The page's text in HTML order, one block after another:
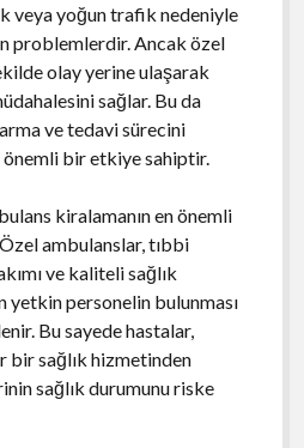
veya yoğun trafik nedeniyle
problemlerdir. Ancak özel
olay yerine ulaşarak
sağlar. Bu da
ve tedavi sürecini
önemli bir etkiye sahiptir.
kiralamanın en önemli
ambulanslar, tıbbi
ve kaliteli sağlık
yetkin personelin bulunması
Bu sayede hastalar,
bir sağlık hizmetinden
sağlık durumunu riske